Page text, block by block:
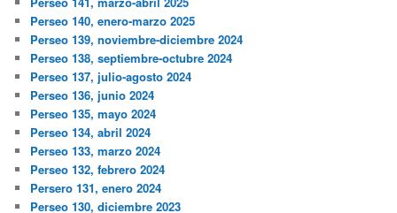
Perseo 140, enero-marzo 2025
Perseo 139, noviembre-diciembre 2024
Perseo 138, septiembre-octubre 2024
Perseo 137, julio-agosto 2024
Perseo 136, junio 2024
Perseo 135, mayo 2024
Perseo 134, abril 2024
Perseo 133, marzo 2024
Perseo 132, febrero 2024
Persero 131, enero 2024
Perseo 130, diciembre 2023